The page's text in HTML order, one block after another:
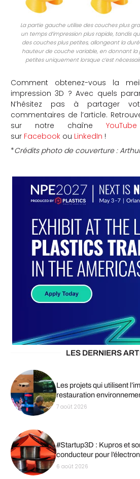
La partie gauche utilise des couches plus
un temps d’impression plus rapide, tandis
des couches plus petites, allongeant la
hauteur de couche variable, en donnant la
petites uniquement lorsque c’est
Comment obtenez-vous la
impression 3D ? Avec quels
N’hésitez pas à partager
commentaires de l’article.
sur notre chaîne YouTube
sur Facebookou LinkedIn !
*Crédits photo de couverture :
LES DERNIERS
Les projets qui utilisent
restauration
7 août 2026
#Startup3D : Kupros et
conducteur pour
6 août 2026